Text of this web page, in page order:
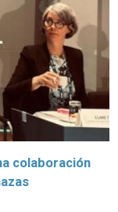
colaboración